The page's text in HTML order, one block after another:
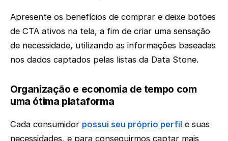
Apresente os benefícios de comprar e deixe botões
de CTA ativos na tela, a fim de criar uma sensação
de necessidade, utilizando as informações baseadas
nos dados captados pelas listas da Data Stone.
Organização e economia de tempo com
uma ótima plataforma
Cada consumidor possui seu próprio perfil e suas
necessidades, e para conseguirmos captar mais